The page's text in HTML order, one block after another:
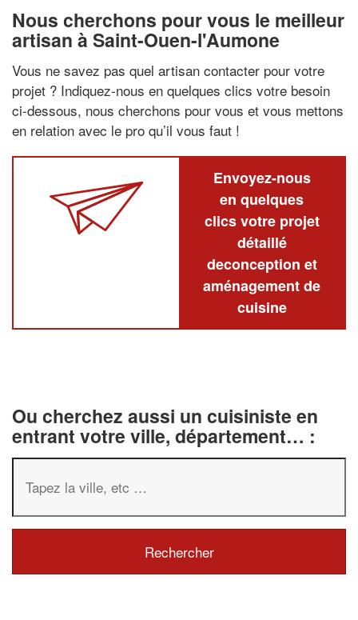
Nous cherchons pour vous le meilleur
artisan à Saint-Ouen-l'Aumone
Vous ne savez pas quel artisan contacter pour votre
projet ? Indiquez-nous en quelques clics votre besoin
ci-dessous, nous cherchons pour vous et vous mettons
en relation avec le pro qu’il vous faut !
Envoyez-nous
en quelques
clics votre projet
détaillé
deconception et
aménagement de
cuisine
Ou cherchez aussi un cuisiniste en
entrant votre ville, département… :